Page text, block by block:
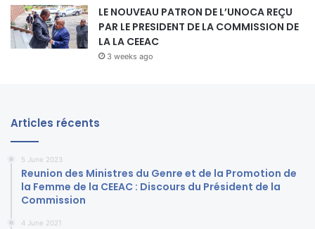
LE NOUVEAU PATRON DE L’UNOCA REÇU
PAR LE PRESIDENT DE LA COMMISSION DE
LA LA CEEAC
3 weeks ago
Articles récents
5 June 2023
Reunion des Ministres du Genre et de la Promotion de
la Femme de la CEEAC : Discours du Président de la
Commission
4 June 2021